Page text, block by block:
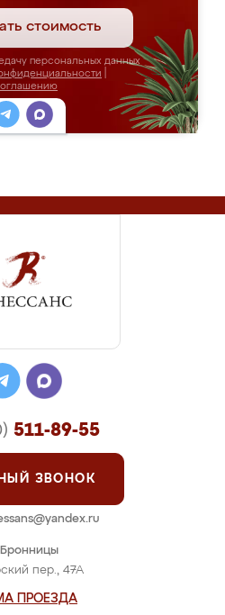
стоимость
персональных данных
Бронницы
пер., 47А
ПРОЕЗДА
511-89-55
ЗВОНОК